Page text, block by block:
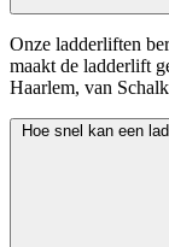
Onze ladderliften
maakt de ladderlift
Haarlem, van
Hoe snel kan een